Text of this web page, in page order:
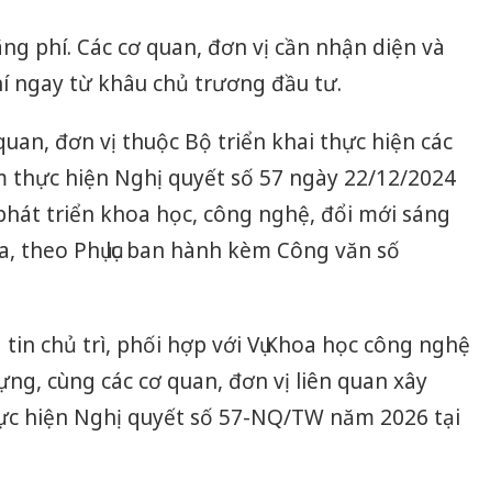
phí. Các cơ quan, đơn vị cần nhận diện và
ngay từ khâu chủ trương đầu tư.
đơn vị thuộc Bộ triển khai thực hiện các
thực hiện Nghị quyết số 57 ngày 22/12/2024
triển khoa học, công nghệ, đổi mới sáng
Phụ lục ban hành kèm Công văn số
chủ trì, phối hợp với Vụ Khoa học công nghệ
cùng các cơ quan, đơn vị liên quan xây
hiện Nghị quyết số 57-NQ/TW năm 2026 tại